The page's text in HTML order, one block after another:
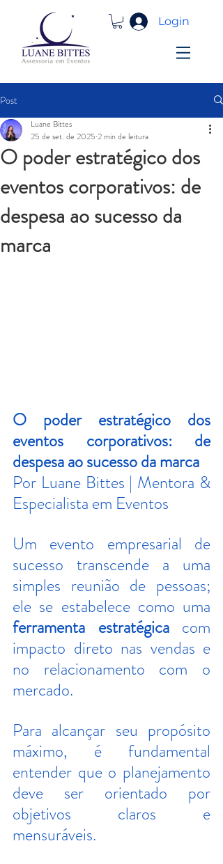
Login
Post
O poder estratégico dos
eventos corporativos: de
despesa ao sucesso da
marca
Luane Bittes
25 de set. de 2025 2 min de leitura
O poder estratégico dos
eventos corporativos: de
despesa ao sucesso da marca
Por Luane Bittes | Mentora &
Especialista em Eventos
Um evento empresarial de
sucesso transcende a uma
simples reunião de pessoas;
ferramenta estratégica com
impacto direto nas vendas e
no relacionamento com o
mercado.
Para alcançar seu propósito
máximo, é fundamental
entender que o planejamento
deve ser orientado por
objetivos claros e
mensuráveis.